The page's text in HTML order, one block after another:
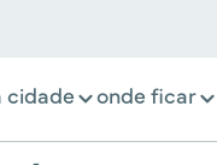
cidade onde ficar